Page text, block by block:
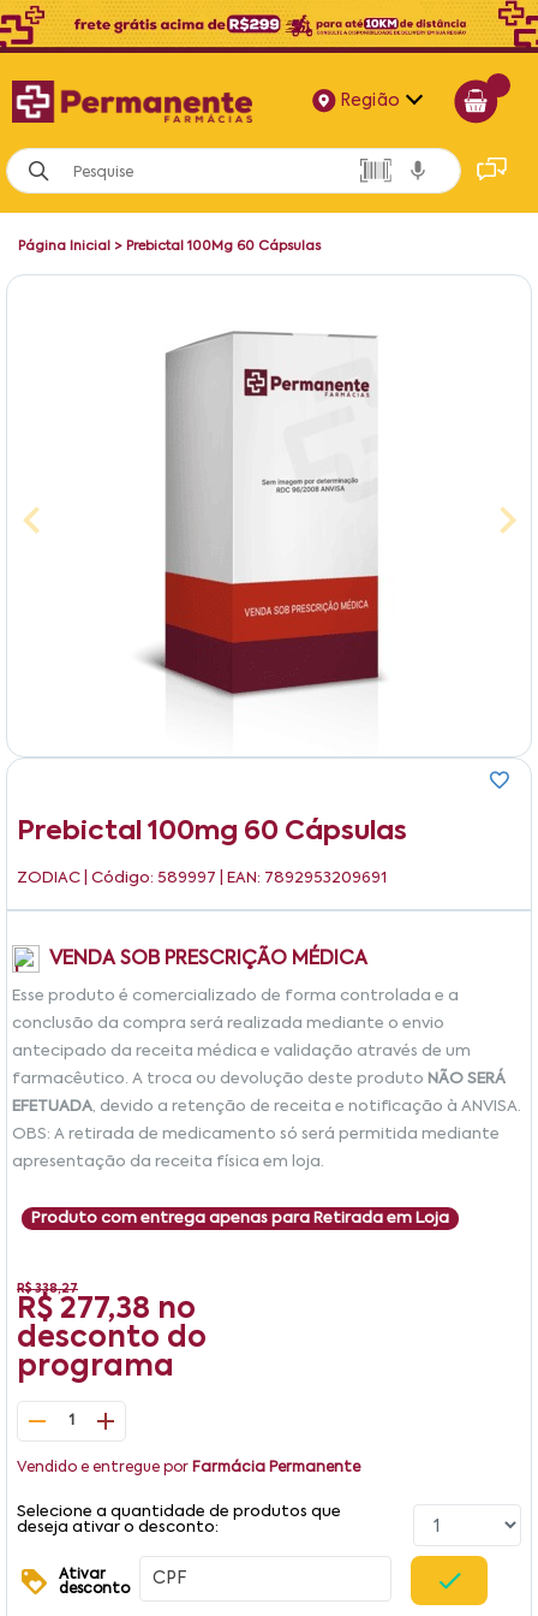
Região
Alagoas
Bahia
Página Inicial > Prebictal 100Mg 60 Cápsulas
Prebictal 100mg 60 Cápsulas
ZODIAC | Código: 589997 | EAN: 7892953209691
VENDA SOB PRESCRIÇÃO MÉDICA
Esse produto é comercializado de forma controlada e a
conclusão da compra será realizada mediante o envio
antecipado da receita médica e validação através de um
farmacêutico. A troca ou devolução deste produto NÃO SERÁ
EFETUADA, devido a retenção de receita e notificação à ANVISA.
OBS: A retirada de medicamento só será permitida mediante
apresentação da receita física em loja.
Produto com entrega apenas para Retirada em Loja
R$ 338,27
R$ 277,38 no
desconto do
programa
1
Vendido e entregue por Farmácia Permanente
Selecione a quantidade de produtos que
deseja ativar o desconto:
Ativar
desconto